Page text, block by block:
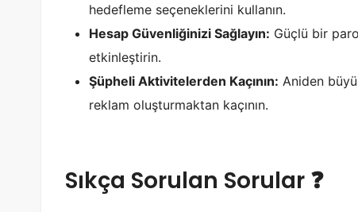
hedefleme seçeneklerini kullanın.
Hesap Güvenliğinizi Sağlayın: Güçlü bir
etkinleştirin.
Şüpheli Aktivitelerden Kaçının: Aniden
reklam oluşturmaktan kaçının.
Sıkça Sorulan Sorular ❓